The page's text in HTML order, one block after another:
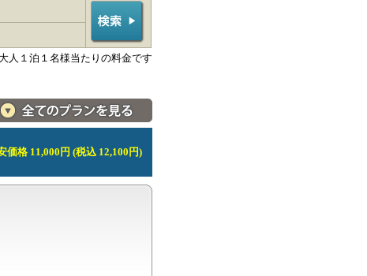
人１泊１名様当たりの料金です
料金・宿泊プラン一覧へ
価格 11,000円 (税込 12,100円)